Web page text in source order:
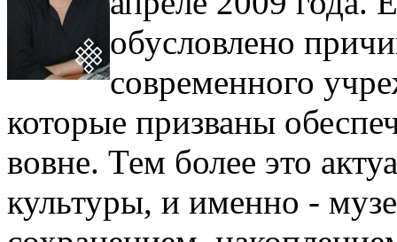
обусловлено
современного
которые призваны
вовне. Тем более это
культуры, и именно -